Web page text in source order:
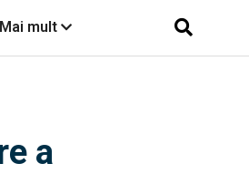
Mai mult
a